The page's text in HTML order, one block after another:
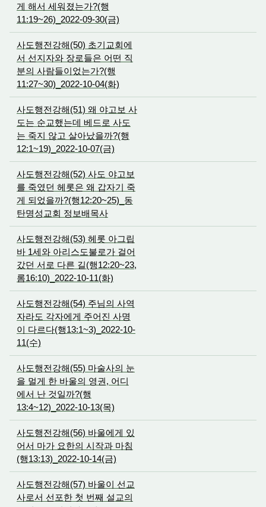
게 해서 세워졌는가?(행
11:19~26)_2022-09-30(금)
사도행전강해(50) 초기교회에
서 선지자와 장로들은 어떤 직
분의 사람들이었는가?(행
11:27~30)_2022-10-04(화)
사도행전강해(51) 왜 야고보 사
도는 순교했는데 베드로 사도
는 죽지 않고 살아났을까?(행
12:1~19)_2022-10-07(금)
사도행전강해(52) 사도 야고보
를 죽였던 헤롯은 왜 갑자기 죽
게 되었을까?(행12:20~25)_동
탄명성교회 정보배목사
사도행전강해(53) 헤롯 아그립
바 1세와 아리스도불로가 걸어
갔던 서로 다른 길(행12:20~23,
롬16:10)_2022-10-11(화)
사도행전강해(54) 주님의 사역
자라도 각자에게 주어진 사명
이 다르다(행13:1~3)_2022-10-
11(수)
사도행전강해(55) 마술사의 눈
을 멀게 한 바울의 영권, 어디
에서 난 것일까?(행
13:4~12)_2022-10-13(목)
사도행전강해(56) 바울에게 있
어서 마가 요한의 시작과 마침
(행13:13)_2022-10-14(금)
사도행전강해(57) 바울이 선교
사로서 선포한 첫 번째 설교의